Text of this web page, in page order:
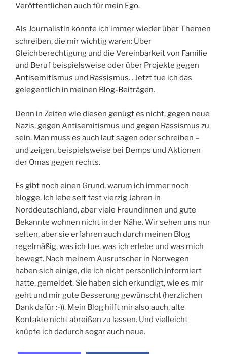
Veröffentlichen auch für mein Ego.
Als Journalistin konnte ich immer wieder über Themen
schreiben, die mir wichtig waren: Über
Gleichberechtigung und die Vereinbarkeit von Familie
und Beruf beispielsweise oder über Projekte gegen
Antisemitismus und Rassismus. . Jetzt tue ich das
gelegentlich in meinen Blog-Beiträgen.
Denn in Zeiten wie diesen genügt es nicht, gegen neue
Nazis, gegen Antisemitismus und gegen Rassismus zu
sein. Man muss es auch laut sagen oder schreiben –
und zeigen, beispielsweise bei Demos und Aktionen
der Omas gegen rechts.
Es gibt noch einen Grund, warum ich immer noch
blogge. Ich lebe seit fast vierzig Jahren in
Norddeutschland, aber viele Freundinnen und gute
Bekannte wohnen nicht in der Nähe. Wir sehen uns nur
selten, aber sie erfahren auch durch meinen Blog
regelmäßig, was ich tue, was ich erlebe und was mich
bewegt. Nach meinem Ausrutscher in Norwegen
haben sich einige, die ich nicht persönlich informiert
hatte, gemeldet. Sie haben sich erkundigt, wie es mir
geht und mir gute Besserung gewünscht (herzlichen
Dank dafür :-)). Mein Blog hilft mir also auch, alte
Kontakte nicht abreißen zu lassen. Und vielleicht
knüpfe ich dadurch sogar auch neue.